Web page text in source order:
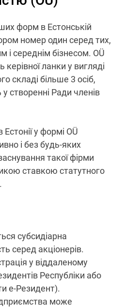
форм в Естонській
номер один серед тих,
і середнім бізнесом. OÜ
керівної ланки у вигляді
складі більше 3 осіб,
у створенні Ради членів
у формі OÜ
і без будь-яких
такої фірми
ставкою статутного
субсидіарна
серед акціонерів.
у віддаленому
Республіки або
е-Резидент).
може